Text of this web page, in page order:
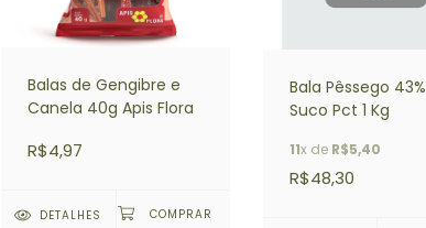
Balas de Gengibre e
Canela 40g Apis Flora
R$4,97
DETALHES
Bala Pêssego 43%
Suco Pct 1 Kg
11x de R$5,40
R$48,30